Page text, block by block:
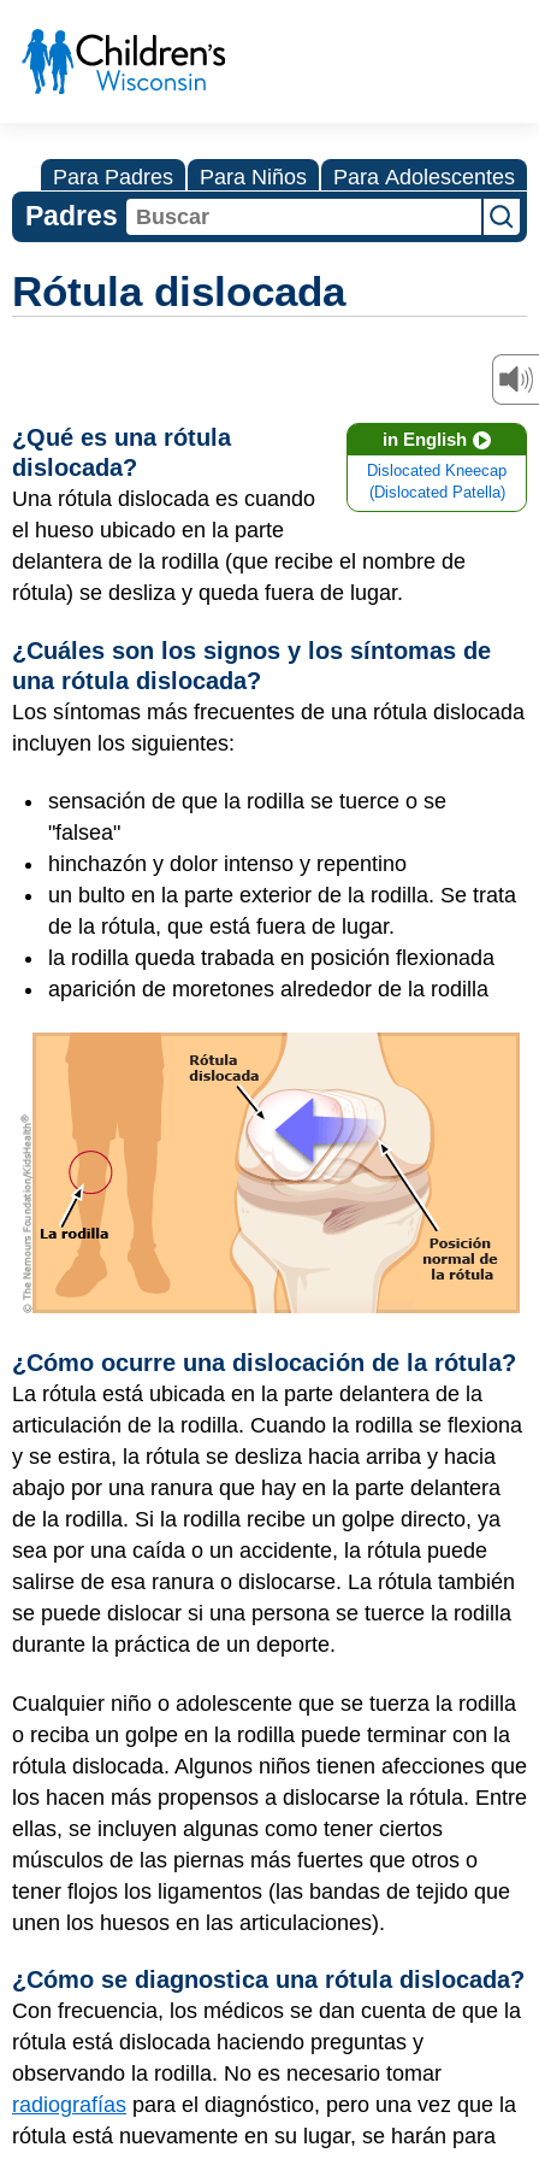
Para Padres Para Niños Para Adolescentes
Padres
Rótula dislocada
in English
Dislocated Kneecap
(Dislocated Patella)
¿Qué es una rótula
dislocada?
Una rótula dislocada es cuando
el hueso ubicado en la parte
delantera de la rodilla (que recibe el nombre de
rótula) se desliza y queda fuera de lugar.
¿Cuáles son los signos y los síntomas de
una rótula dislocada?
Los síntomas más frecuentes de una rótula dislocada
incluyen los siguientes:
sensación de que la rodilla se tuerce o se
"falsea"
hinchazón y dolor intenso y repentino
un bulto en la parte exterior de la rodilla. Se trata
de la rótula, que está fuera de lugar.
la rodilla queda trabada en posición flexionada
aparición de moretones alrededor de la rodilla
¿Cómo ocurre una dislocación de la rótula?
La rótula está ubicada en la parte delantera de la
articulación de la rodilla. Cuando la rodilla se flexiona
y se estira, la rótula se desliza hacia arriba y hacia
abajo por una ranura que hay en la parte delantera
de la rodilla. Si la rodilla recibe un golpe directo, ya
sea por una caída o un accidente, la rótula puede
salirse de esa ranura o dislocarse. La rótula también
se puede dislocar si una persona se tuerce la rodilla
durante la práctica de un deporte.
Cualquier niño o adolescente que se tuerza la rodilla
o reciba un golpe en la rodilla puede terminar con la
rótula dislocada. Algunos niños tienen afecciones que
los hacen más propensos a dislocarse la rótula. Entre
ellas, se incluyen algunas como tener ciertos
músculos de las piernas más fuertes que otros o
tener flojos los ligamentos (las bandas de tejido que
unen los huesos en las articulaciones).
¿Cómo se diagnostica una rótula dislocada?
Con frecuencia, los médicos se dan cuenta de que la
rótula está dislocada haciendo preguntas y
observando la rodilla. No es necesario tomar
radiografías para el diagnóstico, pero una vez que la
rótula está nuevamente en su lugar, se harán para